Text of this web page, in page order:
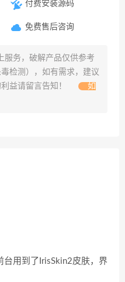
付费安装源码
免费售后咨询
服务，破解产品仅供参考
检测），如有需求，建议
益请留言告知！
如
用到了IrisSkin2皮肤，界